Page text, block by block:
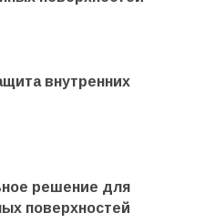
внутренних
решение для
поверхностей